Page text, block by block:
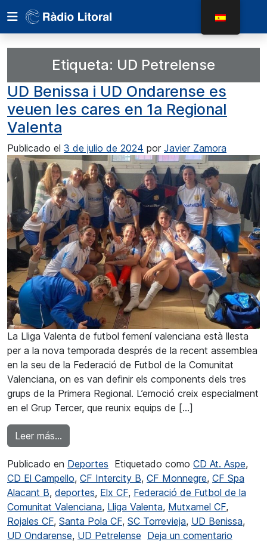
Etiqueta: UD Petrelense
UD Benissa i UD Ondarense es
veuen les cares en 1a Regional
Valenta
Publicado el 3 de julio de 2024 por Javier Zamora
La Lliga Valenta de futbol femení valenciana està llesta
per a la nova temporada després de la recent assemblea
en la seu de la Federació de Futbol de la Comunitat
Valenciana, on es van definir els components dels tres
grups de la Primera Regional. L’emoció creix especialment
en el Grup Tercer, que reunix equips de […]
Leer más…
Publicado en Deportes Etiquetado como CD At. Aspe,
CD El Campello, CF Intercity B, CF Monnegre, CF Spa
Alacant B, deportes, Elx CF, Federació de Futbol de la
Comunitat Valenciana, Lliga Valenta, Mutxamel CF,
Rojales CF, Santa Pola CF, SC Torrevieja, UD Benissa,
UD Ondarense, UD Petrelense Deja un comentario